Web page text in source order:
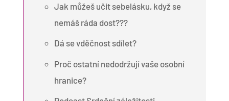
Jak můžeš učit sebelásku, když se
nemáš ráda dost???
Dá se vděčnost sdílet?
Proč ostatní nedodržují vaše osobní
hranice?